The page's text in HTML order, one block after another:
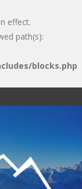
effect.
path(s):
blocks.php